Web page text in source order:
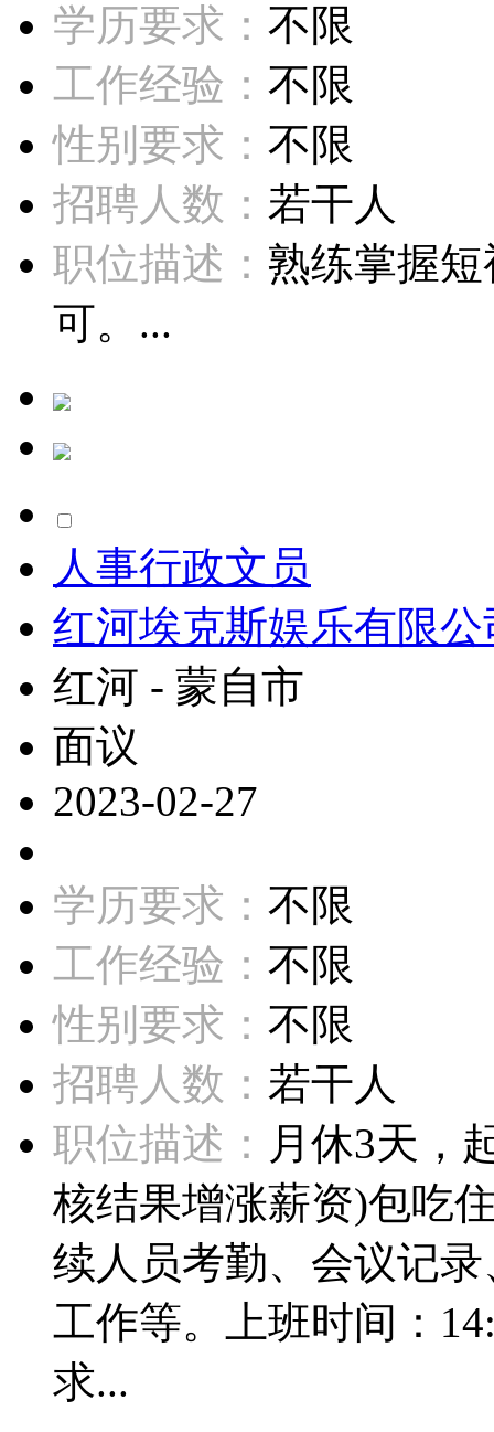
学历要求： 不限
工作经验： 不限
性别要求： 不限
招聘人数： 若干人
职位描述： 熟练掌握
可。...
人事行政文员
红河埃克斯娱乐有限公
红河 - 蒙自市
面议
2023-02-27
学历要求： 不限
工作经验： 不限
性别要求： 不限
招聘人数： 若干人
职位描述： 月休3天，
核结果增涨薪资)包吃
续人员考勤、会议记
工作等。上班时间：
求...